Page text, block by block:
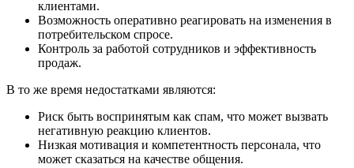
клиентами.
Возможность оперативно реагировать на изменения в
потребительском спросе.
Контроль за работой сотрудников и эффективность
продаж.
В то же время недостатками являются:
Риск быть воспринятым как спам, что может вызвать
негативную реакцию клиентов.
Низкая мотивация и компетентность персонала, что
может сказаться на качестве общения.